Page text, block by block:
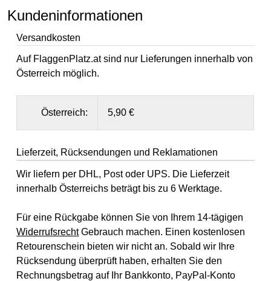
Kundeninformationen
Versandkosten
Auf FlaggenPlatz.at sind nur Lieferungen innerhalb von
Österreich möglich.
Österreich: 5,90 €
Lieferzeit, Rücksendungen und Reklamationen
Wir liefern per DHL, Post oder UPS. Die Lieferzeit
innerhalb Österreichs beträgt bis zu 6 Werktage.
Für eine Rückgabe können Sie von Ihrem 14-tägigen
WiderrufsrechtGebrauch machen. Einen kostenlosen
Retourenschein bieten wir nicht an. Sobald wir Ihre
Rücksendung überprüft haben, erhalten Sie den
Rechnungsbetrag auf Ihr Bankkonto, PayPal-Konto